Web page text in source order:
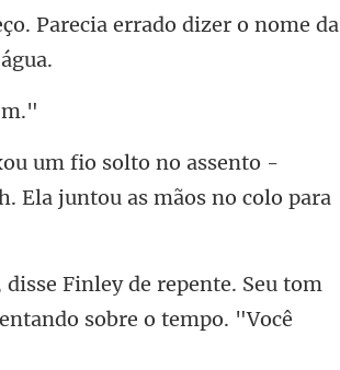
Parecia errado dizer o nome da
o no assento -
e repente. Seu tom